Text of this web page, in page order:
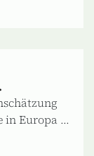
in Europa ...